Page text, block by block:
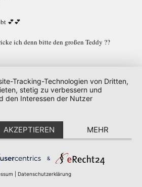
💕💕
ich denn bitte den großen Teddy ??
die Teddybären und war schockverliebt,habe
losgelegt.Die Wolle habe ich mit
zwei Stück gestrickt für zwei von meinen
supersüss geworden,aber viel kleiner ,als die
Maschen zu groß geworden.Aber niedlich sind
Anleitungen,liebe Grüße von Kerstin
Tracking-Technologien von Dritten,
stetig zu verbessern und
den Interessen der Nutzer
AKZEPTIEREN MEHR
&
Datenschutzerklärung